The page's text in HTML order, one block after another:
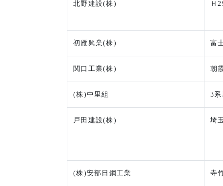
北野建設(株) Ｈ
初雁興業(株) 富
関口工業(株) 朝
(株)中里組 3
戸田建設(株) 埼
(株)安部日鋼工業 寺